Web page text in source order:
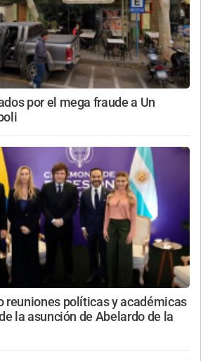
por el mega fraude a Un
reuniones políticas y académicas
la asunción de Abelardo de la